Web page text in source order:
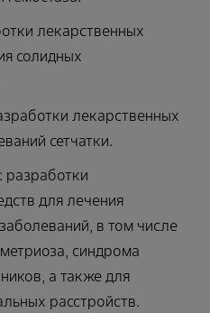
лекарственных
солидных
лекарственных
сетчатки.
разработки
для лечения
в том числе
синдрома
а также для
расстройств.